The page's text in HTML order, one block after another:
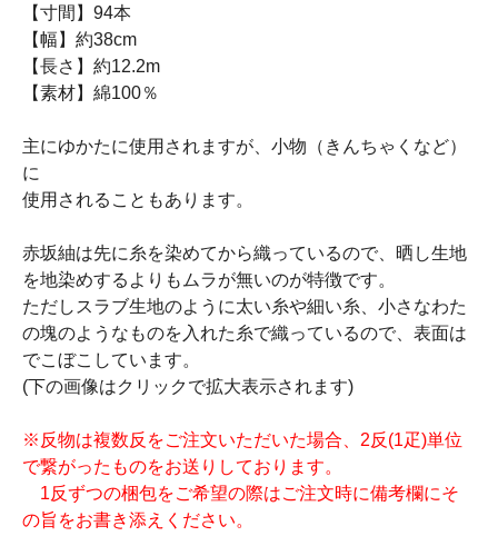
【寸間】94本
【幅】約38cm
【長さ】約12.2m
【素材】綿100％
主にゆかたに使用されますが、小物（きんちゃくなど）
に
使用されることもあります。
赤坂紬は先に糸を染めてから織っているので、晒し生地
を地染めするよりもムラが無いのが特徴です。
ただしスラブ生地のように太い糸や細い糸、小さなわた
の塊のようなものを入れた糸で織っているので、表面は
でこぼこしています。
(下の画像はクリックで拡大表示されます)
※反物は複数反をご注文いただいた場合、2反(1疋)単位
で繋がったものをお送りしております。
1反ずつの梱包をご希望の際はご注文時に備考欄にそ
の旨をお書き添えください。